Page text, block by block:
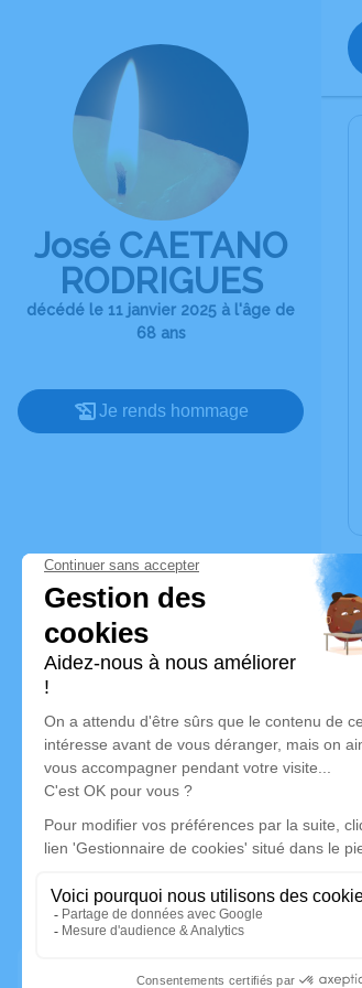
José CAETANO
RODRIGUES
décédé le 11 janvier 2025 à l'âge de
68 ans
Je rends hommage